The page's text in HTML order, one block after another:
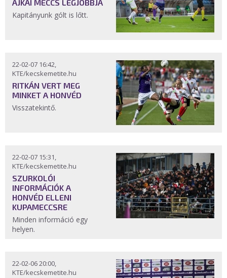
AJKAI MECCS LEGJOBBJA
Kapitányunk gólt is lőtt.
22-02-07 16:42,
KTE/kecskemetite.hu
RITKÁN VERT MEG
MINKET A HONVÉD
Visszatekintő.
22-02-07 15:31,
KTE/kecskemetite.hu
SZURKOLÓI
INFORMÁCIÓK A
HONVÉD ELLENI
KUPAMECCSRE
Minden információ egy
helyen.
22-02-06 20:00,
KTE/kecskemetite.hu